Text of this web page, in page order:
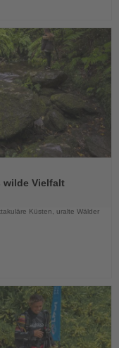
wilde Vielfalt
Küsten, uralte Wälder